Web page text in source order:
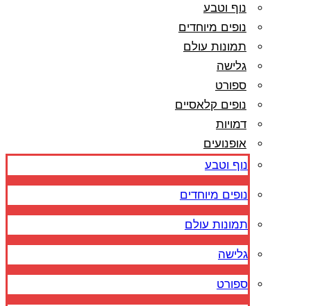
נוף וטבע
נופים מיוחדים
תמונות עולם
גלישה
ספורט
נופים קלאסיים
דמויות
אופנועים
נוף וטבע
נופים מיוחדים
תמונות עולם
גלישה
ספורט